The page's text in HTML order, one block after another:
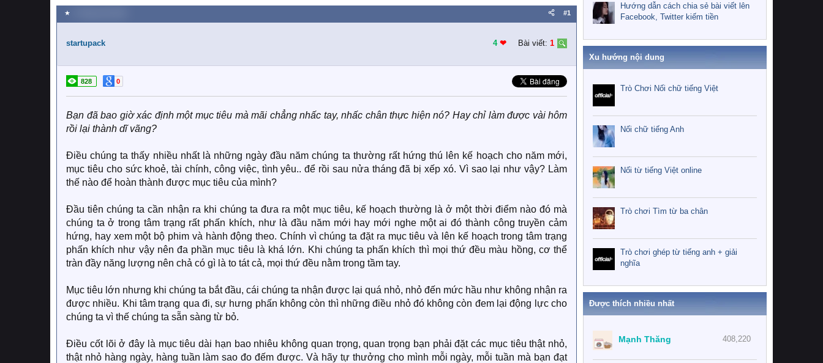
★ #1
startupack 4 ❤︎ Bài viết: 1
828 0
Bạn đã bao giờ xác định một mục tiêu mà mãi chẳng nhấc tay, nhấc chân thực hiện nó? Hay chỉ làm được vài hôm
rồi lại thành dĩ vãng?
Điều chúng ta thấy nhiều nhất là những ngày đầu năm chúng ta thường rất hứng thú lên kế hoạch cho năm mới,
mục tiêu cho sức khoẻ, tài chính, công việc, tình yêu.. để rồi sau nửa tháng đã bị xếp xó. Vì sao lại như vậy? Làm
thế nào để hoàn thành được mục tiêu của mình?
Đầu tiên chúng ta cần nhận ra khi chúng ta đưa ra một mục tiêu, kế hoạch thường là ở một thời điểm nào đó mà
chúng ta ở trong tâm trạng rất phấn khích, như là đầu năm mới hay mới nghe một ai đó thành công truyền cảm
hứng, hay xem một bộ phim và hành động theo. Chính vì chúng ta đặt ra mục tiêu và lên kế hoạch trong tâm trạng
phấn khích như vậy nên đa phần mục tiêu là khá lớn. Khi chúng ta phấn khích thì mọi thứ đều màu hồng, cơ thể
tràn đầy năng lượng nên chả có gì là to tát cả, mọi thứ đều nằm trong tầm tay.
Mục tiêu lớn nhưng khi chúng ta bắt đầu, cái chúng ta nhận được lại quá nhỏ, nhỏ đến mức hầu như không nhận ra
được nhiều. Khi tâm trạng qua đi, sự hưng phấn không còn thì những điều nhỏ đó không còn đem lại động lực cho
chúng ta vì thế chúng ta sẵn sàng từ bỏ.
Điều cốt lõi ở đây là mục tiêu dài hạn bao nhiêu không quan trọng, quan trọng bạn phải đặt các mục tiêu thật nhỏ,
thật nhỏ hàng ngày, hàng tuần làm sao đo đếm được. Và hãy tự thưởng cho mình mỗi ngày, mỗi tuần mà bạn đạt
Hướng dẫn cách chia sẻ bài viết lên
Facebook, Twitter kiếm tiền
Xu hướng nội dung
Trò Chơi Nối chữ tiếng Việt
Nối chữ tiếng Anh
Nối từ tiếng Việt online
Trò chơi Tìm từ ba chân
Trò chơi ghép từ tiếng anh + giải
nghĩa
Được thích nhiều nhất
408,220
Mạnh Thăng